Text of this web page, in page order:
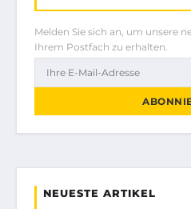
Melden Sie sich an, um unsere
Ihrem Postfach zu erhalten.
NEUESTE ARTIKEL